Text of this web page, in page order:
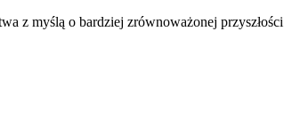
z myślą o bardziej zrównoważonej